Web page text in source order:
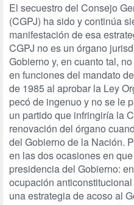
El secuestro del Consejo
(CGPJ) ha sido y continúa
manifestación de esa
CGPJ no es un órgano
Gobierno y, en cuanto tal,
en funciones del mandato
de 1985 al aprobar la Ley
pecó de ingenuo y no se le
un partido que infringiría la
renovación del órgano
del Gobierno de la Nación.
en las dos ocasiones en
presidencia del Gobierno:
ocupación
una estrategia de acoso al